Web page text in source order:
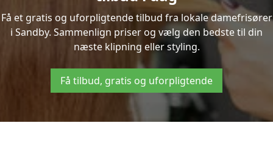
Få et gratis og uforpligtende tilbud fra lokale damefrisører
i Sandby. Sammenlign priser og vælg den bedste til din
næste klipning eller styling.
Få tilbud, gratis og uforpligtende